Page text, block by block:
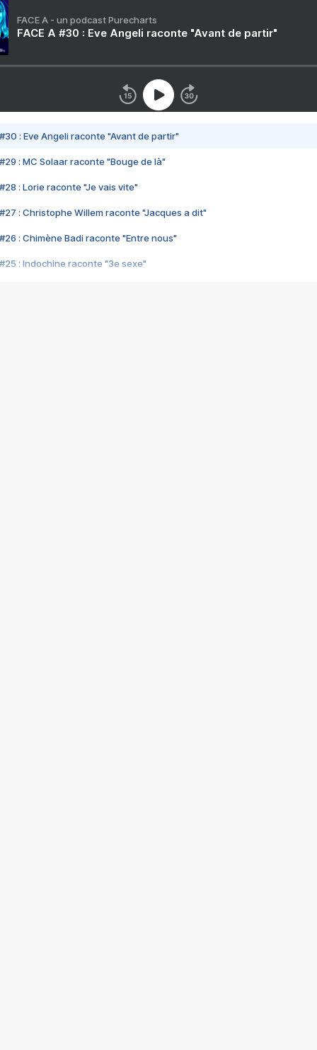
FACE A - un podcast Purecharts
FACE A #30 : Eve Angeli raconte "Avant de partir"
#30 : Eve Angeli raconte "Avant de partir"
#29 : MC Solaar raconte "Bouge de là"
#28 : Lorie raconte "Je vais vite"
#27 : Christophe Willem raconte "Jacques a dit"
#26 : Chimène Badi raconte "Entre nous"
#25 : Indochine raconte "3e sexe"